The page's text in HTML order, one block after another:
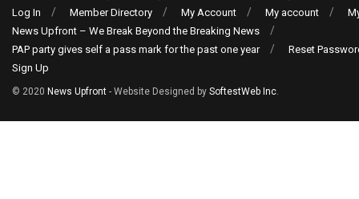
Log In
Member Directory My Account My account
News Upfront – We Break Beyond the Breaking News
PAP party gives self a pass mark for the past one year
Reset
Sign Up
© 2020 News Upfront - Website Designed by SoftestWeb Inc.